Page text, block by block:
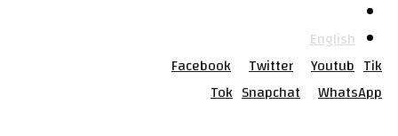
English
Facebook
Twitter Youtub Tik
Tok Snapchat
WhatsApp